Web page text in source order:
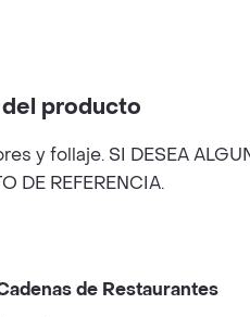
producto
y follaje. SI DESEA
DE REFERENCIA.
de Restaurantes